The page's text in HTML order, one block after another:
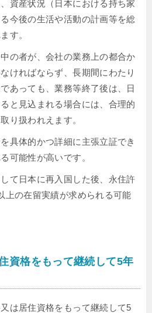
資産状況（日本における持ち家
今後の生活や活動の計画等を総
す。
の者が、会社の業務上の都合か
ければならず、長期間にわたり
あっても、業務等終了後は、日
と見込まれる場合には、合理的
り扱われえます。
具体的かつ詳細に主張立証でき
可能性が高いです。
て日本に再入国した後、永住許
上の在留実績が求められる可能
資格をもって継続して5年
は居住資格をもって継続して5